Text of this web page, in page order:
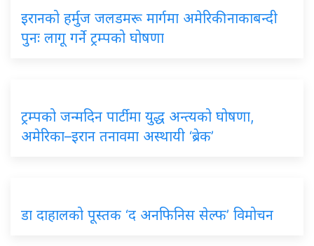
इरानको हर्मुज जलडमरू मार्गमा अमेरिकी नाकाबन्दी
पुनः लागू गर्ने ट्रम्पको घोषणा
ट्रम्पको जन्मदिन पार्टीमा युद्ध अन्त्यको घोषणा,
अमेरिका–इरान तनावमा अस्थायी ‘ब्रेक’
डा दाहालको पूस्तक ‘द अनफिनिस सेल्फ’ विमोचन